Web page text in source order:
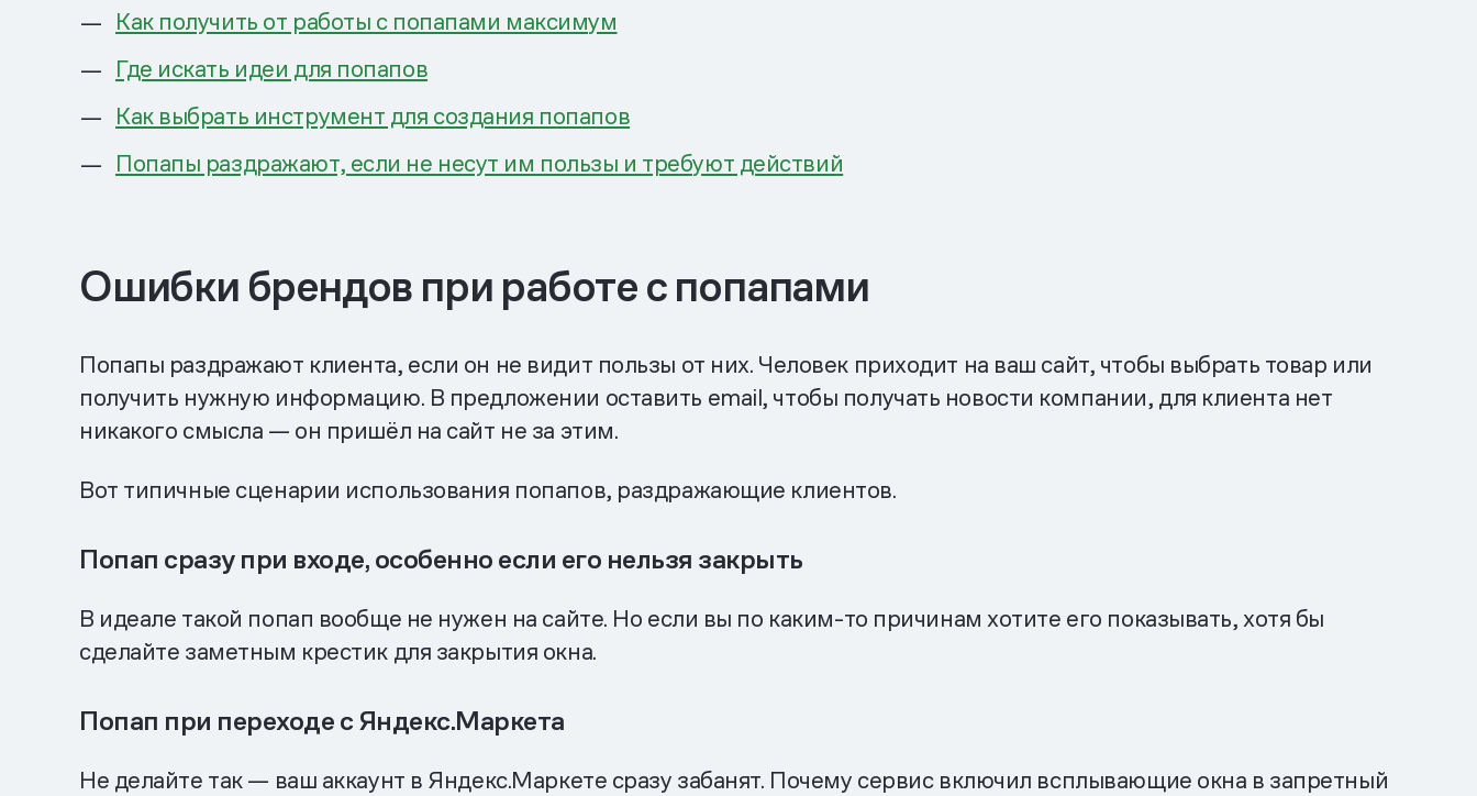
Как получить от работы с попапами максимум
Где искать идеи для попапов
Как выбрать инструмент для создания попапов
Попапы раздражают, если не несут им пользы и требуют действий
Ошибки брендов при работе с попапами
Попапы раздражают клиента, если он не видит пользы от них. Человек приходит на ваш сайт, чтобы выбрать товар или
получить нужную информацию. В предложении оставить email, чтобы получать новости компании, для клиента нет
никакого смысла — он пришёл на сайт не за этим.
Вот типичные сценарии использования попапов, раздражающие клиентов.
Попап сразу при входе, особенно если его нельзя закрыть
В идеале такой попап вообще не нужен на сайте. Но если вы по каким-то причинам хотите его показывать, хотя бы
сделайте заметным крестик для закрытия окна.
Попап при переходе с Яндекс.Маркета
Не делайте так — ваш аккаунт в Яндекс.Маркете сразу забанят. Почему сервис включил всплывающие окна в запретный